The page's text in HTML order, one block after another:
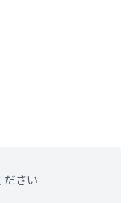
ださい